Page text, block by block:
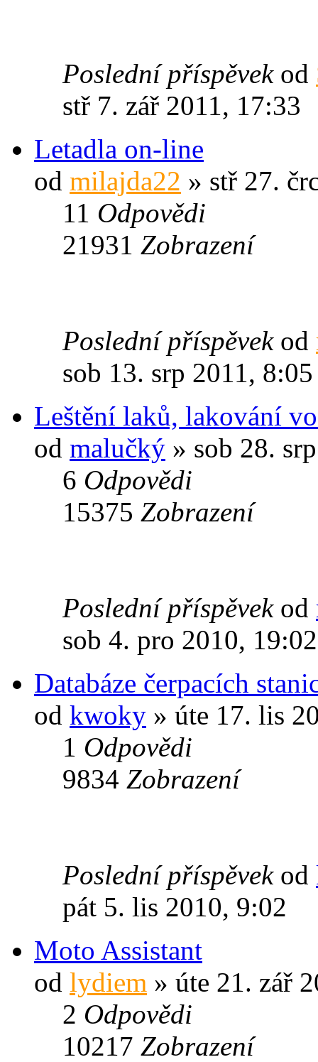
Poslední příspěvek od
stř 7. zář 2011, 17:33
Letadla on-line
od milajda22 » stř 27.
11 Odpovědi
21931 Zobrazení
Poslední příspěvek od
sob 13. srp 2011, 8:05
Leštění laků, lakování
od malučký » sob 28.
6 Odpovědi
15375 Zobrazení
Poslední příspěvek od
sob 4. pro 2010, 19:02
Databáze čerpacích
od kwoky » úte 17. lis
1 Odpovědi
9834 Zobrazení
Poslední příspěvek od
pát 5. lis 2010, 9:02
Moto Assistant
od lydiem » úte 21. zář
2 Odpovědi
10217 Zobrazení